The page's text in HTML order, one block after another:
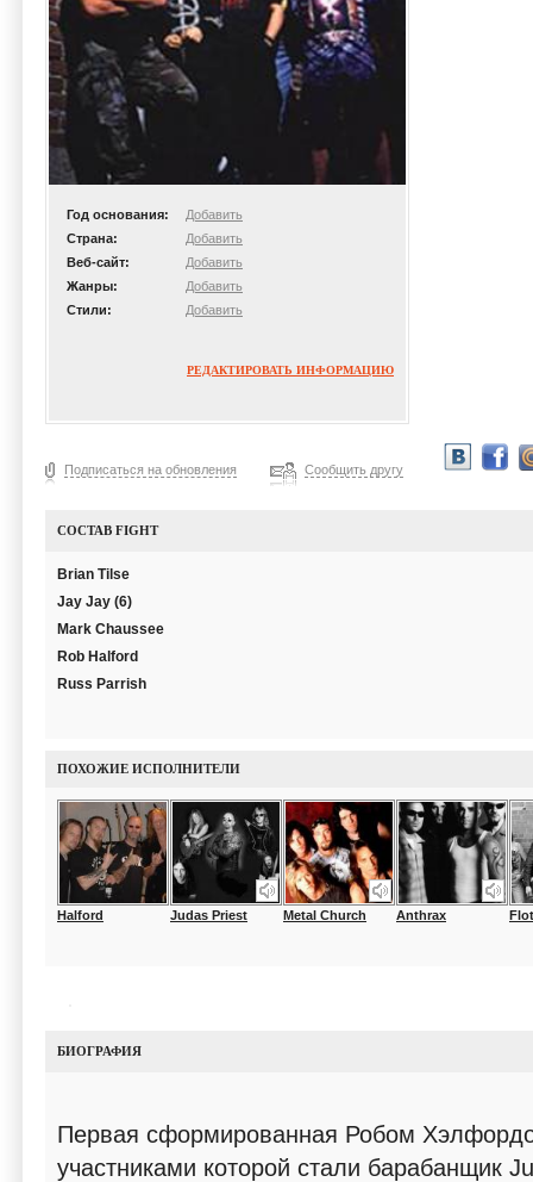
Год основания:
Добавить
Страна:
Добавить
Веб-сайт:
Добавить
Жанры:
Добавить
Стили:
Добавить
РЕДАКТИРОВАТЬ ИНФОРМАЦИЮ
Подписаться на обновления Сообщить другу
СОСТАВ FIGHT
Brian Tilse
Jay Jay (6)
Mark Chaussee
Rob Halford
Russ Parrish
ПОХОЖИЕ ИСПОЛНИТЕЛИ
Halford Judas Priest Metal Church Anthrax
БИОГРАФИЯ
Первая сформированная Робом
участниками которой стали барабанщик